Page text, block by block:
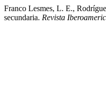
Franco Lesmes, L. E.,
secundaria. Revista